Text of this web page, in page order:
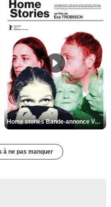
Home stories Bande-annonce VO STFR
à ne pas manquer